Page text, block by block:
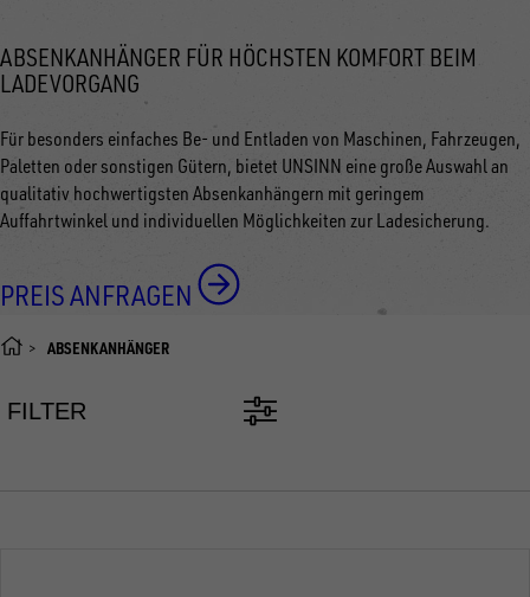
ABSENKANHÄNGER FÜR HÖCHSTEN KOMFORT BEIM
LADEVORGANG
Für besonders einfaches Be- und Entladen von Maschinen, Fahrzeugen,
Paletten oder sonstigen Gütern, bietet UNSINN eine große Auswahl an
qualitativ hochwertigsten Absenkanhängern mit geringem
Auffahrtwinkel und individuellen Möglichkeiten zur Ladesicherung.
PREIS ANFRAGEN
ABSENKANHÄNGER
FILTER